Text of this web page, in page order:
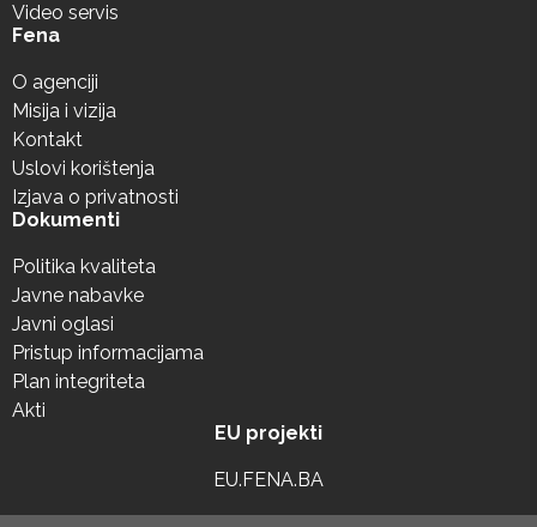
Video servis
Fena
O agenciji
Misija i vizija
Kontakt
Uslovi korištenja
Izjava o privatnosti
Dokumenti
Politika kvaliteta
Javne nabavke
Javni oglasi
Pristup informacijama
Plan integriteta
Akti
EU projekti
EU.FENA.BA